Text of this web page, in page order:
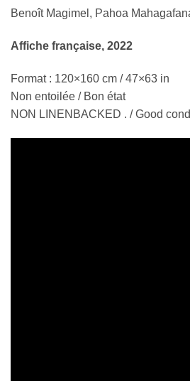
Benoît Magimel, Pahoa
Affiche française, 2022
Format : 120×160 cm / 47×63 in
Non entoilée / Bon état
NON LINENBACKED . / Good